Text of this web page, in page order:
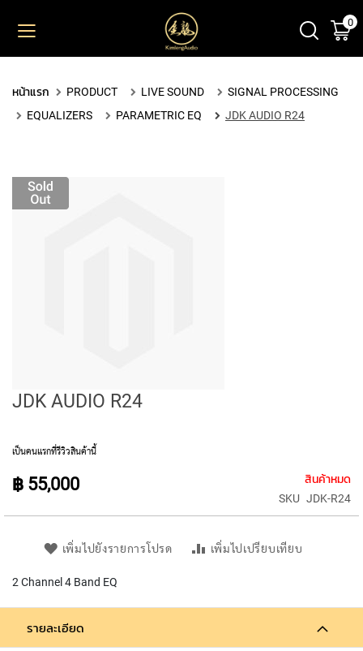
M
P
H
I
A
R
G
C
N
E
S
E
ต
0
ข้าม
หน้าแรก PRODUCT LIVE SOUND
SIGNAL PROCESSING
EQUALIZERS
PARAMETRIC EQ JDK AUDIO R24
JDK AUDIO R24
เป็นคนแรกที่รีวิวสินค้านี้
฿ 55,000
สินค้าหมด
SKU JDK-R24
เพิ่มไปยังรายการโปรด เพิ่มไปเปรียบเทียบ
2 Channel 4 Band EQ
รายละเอียด